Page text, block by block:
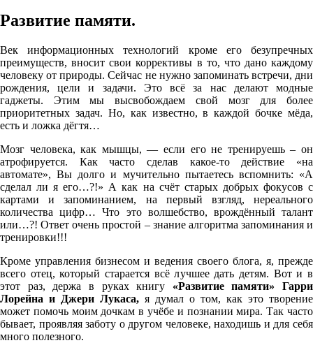
Развитие памяти.
Век информационных технологий кроме его безупречных
преимуществ, вносит свои коррективы в то, что дано каждому
человеку от природы. Сейчас не нужно запоминать встречи, дни
рождения, цели и задачи. Это всё за нас делают модные
гаджеты. Этим мы высвобождаем свой мозг для более
приоритетных задач. Но, как известно, в каждой бочке мёда,
есть и ложка дёгтя…
Мозг человека, как мышцы, — если его не тренируешь – он
атрофируется. Как часто сделав какое-то действие «на
автомате», Вы долго и мучительно пытаетесь вспомнить: «А
сделал ли я его…?!» А как на счёт старых добрых фокусов с
картами и запоминанием, на первый взгляд, нереального
количества цифр… Что это волшебство, врождённый талант
или…?! Ответ очень простой – знание алгоритма запоминания и
тренировки!!!
Кроме управления бизнесом и ведения своего блога, я, прежде
всего отец, который старается всё лучшее дать детям. Вот и в
этот раз, держа в руках книгу «Развитие памяти» Гарри
Лорейна и Джери Лукаса, я думал о том, как это творение
может помочь моим дочкам в учёбе и познании мира. Так часто
бывает, проявляя заботу о другом человеке, находишь и для себя
много полезного.